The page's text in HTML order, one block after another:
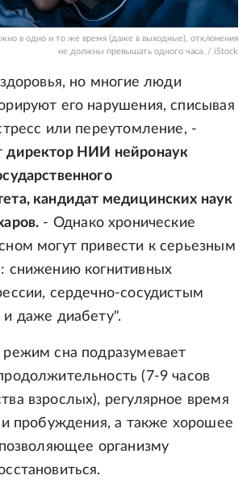
в одно и то же время (даже в выходные), отклонения
не должны превышать одного часа. / iStock
но многие люди
его нарушения, списывая
или переутомление, -
директор НИИ нейронаук
кандидат медицинских наук
- Однако хронические
могут привести к серьезным
снижению когнитивных
сердечно-сосудистым
и даже диабету".
сна подразумевает
(7-9 часов
взрослых), регулярное время
и пробуждения, а также хорошее
организму